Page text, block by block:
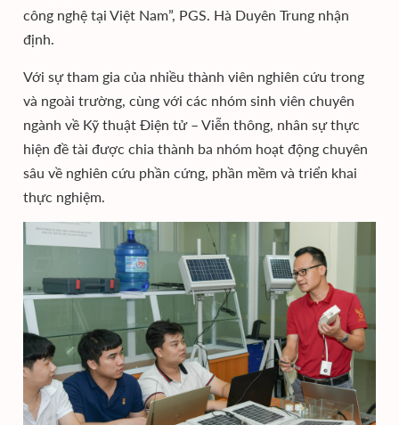
công nghệ tại Việt Nam”, PGS. Hà Duyên Trung nhận
định.
Với sự tham gia của nhiều thành viên nghiên cứu trong
và ngoài trường, cùng với các nhóm sinh viên chuyên
ngành về Kỹ thuật Điện tử – Viễn thông, nhân sự thực
hiện đề tài được chia thành ba nhóm hoạt động chuyên
sâu về nghiên cứu phần cứng, phần mềm và triển khai
thực nghiệm.